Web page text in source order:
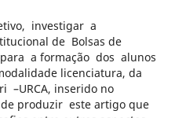
investigar a
de Bolsas de
a formação dos alunos
licenciatura, da
–URCA, inserido no
produzir este artigo que